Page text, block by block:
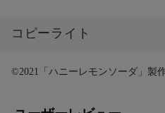
コピーライト
©2021「ハニーレモンソーダ」製